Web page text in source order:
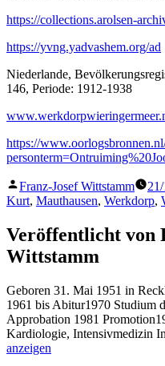
https://collections.arolsen-
https://yvng.yadvashem.org/ad
Niederlande,
146, Periode: 1912-1938
https://
Veröffentlicht
von
Franz-Josef Wittstamm
Kurt, Mauthausen, Werkdorp,
Veröffentlicht von
Wittstamm
Geboren 31. Mai 1951 in
1961 bis Abitur1970 Studium
Approbation 1981
Kardiologie, Intensivmedizin
anzeigen